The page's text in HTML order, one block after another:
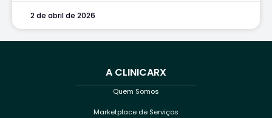
2 de abril de 2026
A CLINICARX
Quem Somos
Marketplace de Serviços